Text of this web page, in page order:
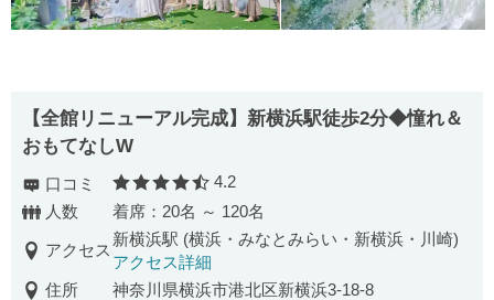
【全館リニューアル完成】新横浜駅徒歩2分◆憧れ＆
おもてなしW
口コミ 口コミ評価
4.2
人数
着席：20名 ～ 120名
アクセス
新横浜駅 (横浜・みなとみらい・新横浜・川崎)
アクセス詳細
住所
神奈川県横浜市港北区新横浜3-18-8